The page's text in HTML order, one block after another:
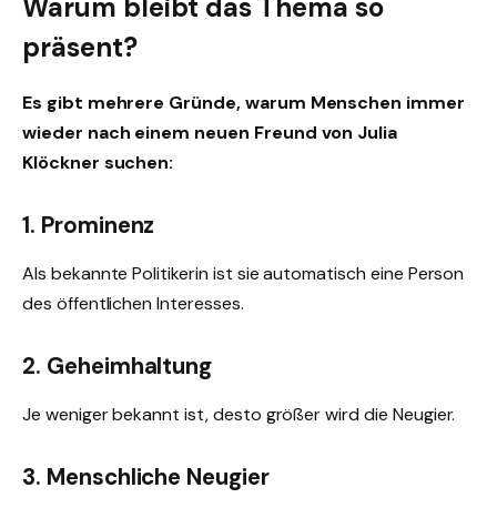
Warum bleibt das Thema so
präsent?
Es gibt mehrere Gründe, warum Menschen immer
wieder nach einem neuen Freund von Julia
Klöckner suchen:
1. Prominenz
Als bekannte Politikerin ist sie automatisch eine Person
des öffentlichen Interesses.
2. Geheimhaltung
Je weniger bekannt ist, desto größer wird die Neugier.
3. Menschliche Neugier